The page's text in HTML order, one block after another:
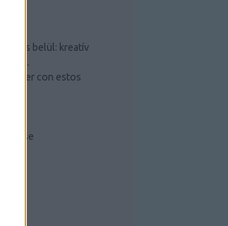
belül: kreatív
hacer con estos